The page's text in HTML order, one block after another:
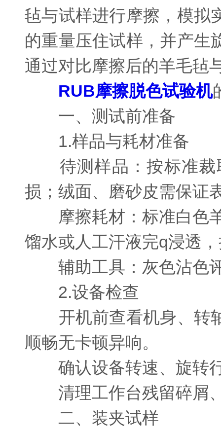
毡与试样进行摩擦，模拟
的重量压住试样，并产生
通过对比摩擦后的羊毛毡
RUB摩擦脱色试验机
一、测试前准备
1.样品与耗材准备
待测样品：按标准裁
损；绒面、磨砂皮需保证
摩擦耗材：标准白色羊
馏水或人工汗液完q浸透
辅助工具：灰色沾色评
2.设备检查
开机前查看机身、转轴
顺畅无卡顿异响。
确认设备转速、旋转行
清理工作台残留碎屑
二、装夹试样